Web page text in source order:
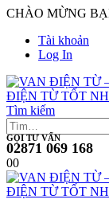
CHÀO MỪNG
Tài khoản
Log In
Tìm kiếm
GỌI TƯ VẤN
02871 069 168
00